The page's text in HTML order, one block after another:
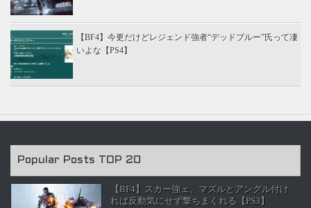
【BF4】今更だけどレジェンド強者“デッドブルー”氏って凄
いよな【PS4】
Popular Posts TOP 20
【BF4】スカー強ェ、マズルとアングル付け
れば反動気にせず撃ちまくれる【PS3】